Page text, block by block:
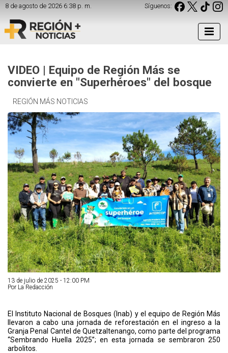
8 de agosto de 2026 6:38 p. m. Síguenos:
VIDEO | Equipo de Región Más se
convierte en "Superhéroes" del bosque
REGIÓN MÁS NOTICIAS
13 de julio de 2025 - 12:00 PM
Por La Redacción
El Instituto Nacional de Bosques (Inab) y el equipo de Región Más
llevaron a cabo una jornada de reforestación en el ingreso a la
Granja Penal Cantel de Quetzaltenango, como parte del programa
“Sembrando Huella 2025”; en esta jornada se sembraron 250
arbolitos.